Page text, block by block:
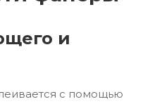
и
с помощью